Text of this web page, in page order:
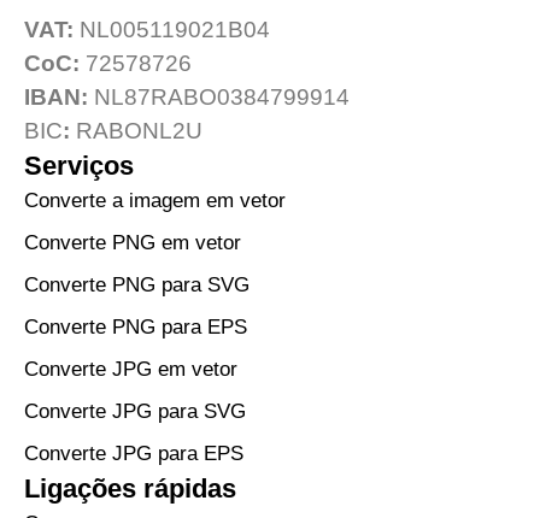
Serviços
Converte a imagem em vetor
Converte PNG em vetor
Converte PNG para SVG
Converte PNG para EPS
Converte JPG em vetor
Converte JPG para SVG
Converte JPG para EPS
Ligações rápidas
VAT: NL005119021B04
CoC: 72578726
IBAN: NL87RABO0384799914
BIC: RABONL2U